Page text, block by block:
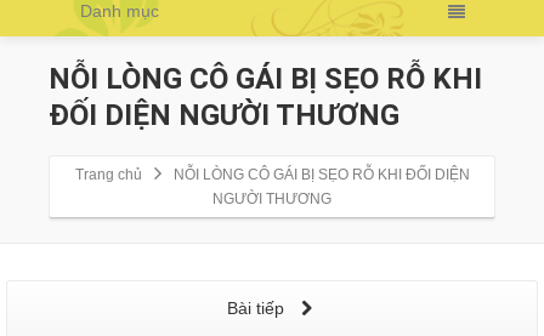
Danh mục
NỖI LÒNG CÔ GÁI BỊ SẸO RỖ KHI
ĐỐI DIỆN NGƯỜI THƯƠNG
Trang chủ
NỖI LÒNG CÔ GÁI BỊ SẸO RỖ KHI ĐỐI DIỆN
NGƯỜI THƯƠNG
Bài tiếp